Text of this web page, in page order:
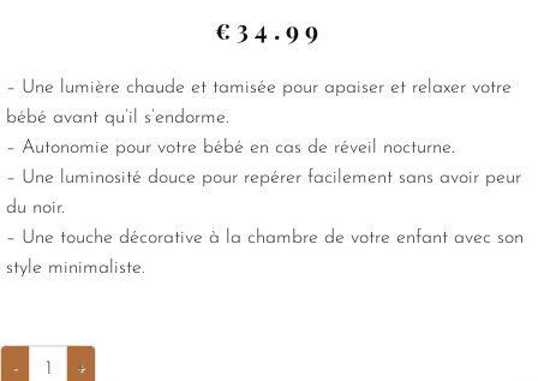
€ 34.99
– Une lumière chaude et tamisée pour apaiser et relaxer votre
bébé avant qu’il s’endorme.
– Autonomie pour votre bébé en cas de réveil nocturne.
– Une luminosité douce pour repérer facilement sans avoir peur
du noir.
– Une touche décorative à la chambre de votre enfant avec son
style minimaliste.